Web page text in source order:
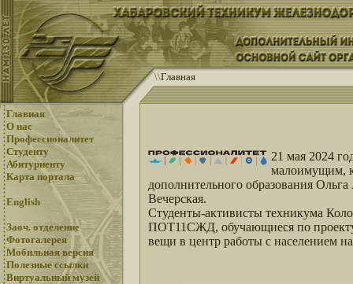
\\Главная
Главная
О нас
Профессионалитет
Студенту
Абитуриенту
Карта портала
English
Заоч. отделение
Фотогалерея
Мобильная версия
Полезные ссылки
Виртуальный музей
21 мая 2024
малоимущим,
дополнительного образования
Вечерская.
Студенты-активисты техникума
ПОТ11СЖД, обучающиеся по проекту
вещи в центр работы с населением